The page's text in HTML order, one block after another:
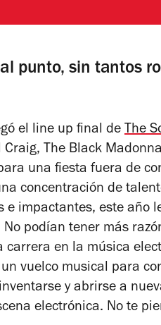
punto, sin tantos
el line up final de The
The Black
una fiesta fuera de
concentración de
e impactantes, este año
podían tener más
carrera en la música
vuelco musical para
y abrirse a
electrónica. No te